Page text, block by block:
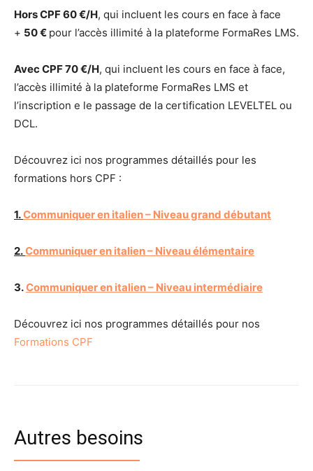
Hors CPF 60 €/H, qui incluent les cours en face à face
+ 50 € pour l’accès illimité à la plateforme FormaRes LMS.
Avec CPF 70 €/H, qui incluent les cours en face à face,
l’accès illimité à la plateforme FormaRes LMS et
l’inscription e le passage de la certification LEVELTEL ou
DCL.
Découvrez ici nos programmes détaillés pour les
formations hors CPF :
1.Communiquer en italien – Niveau grand débutant
2.Communiquer en italien – Niveau élémentaire
3.Communiquer en italien– Niveau intermédiaire
Découvrez ici nos programmes détaillés pour nos
Formations CPF
Autres besoins